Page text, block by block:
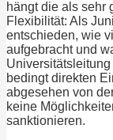
hängt die als sehr
Flexibilität: Als
entschieden, wie
aufgebracht und
bedingt direkten
abgesehen von
keine
sanktionieren.